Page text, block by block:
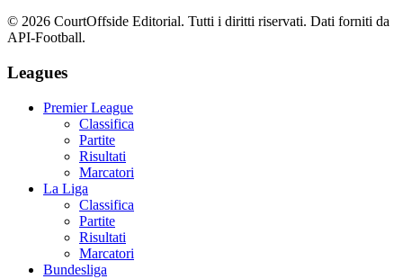
© 2026 CourtOffside Editorial. Tutti i diritti riservati. Dati forniti da
API-Football.
Leagues
Premier League
Classifica
Partite
Risultati
Marcatori
La Liga
Classifica
Partite
Risultati
Marcatori
Bundesliga